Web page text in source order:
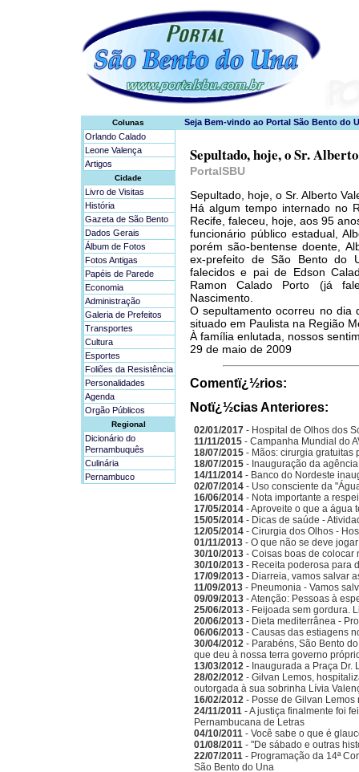
Colunas
Orlando Calado
Leone Valença
Artigos
Cidade
Livro de Visitas
História
Gazeta de São Bento
Dados Gerais
Álbum de Fotos
Fotos Antigas
Papéis de Parede
Economia
Administração
Galeria de Prefeitos
Transportes
Cultura
Esportes
Foliões da Resistência
Personalidades
Agenda
Orgão Públicos
Regional
Dicionário do
Pernambuquês
Culinária
Pernambuco
Sepultado, hoje, o Sr.
PortalSBU
Sepultado, hoje, o Sr. Alberto
Há algum tempo internado no
Recife, faleceu, hoje, aos 95
funcionário público estadual,
porém são-bentense doente,
ex-prefeito de São Bento do
falecidos e pai de Edson
Ramon Calado Porto (já
Nascimento.
O sepultamento ocorreu no dia
situado em Paulista na Região
À família enlutada, nossos
29 de maio de 2009
Comentï¿½rios:
Notï¿½cias Anteriores:
02/01/2017 - Hospital de Olhos dos
11/11/2015 - Campanha Mundial do
18/07/2015 - Mãos: cirurgia gratuitas
18/07/2015 - Inauguração da
14/11/2014 - Banco do Nordeste
02/07/2014 - Uso consciente da
16/06/2014 - Nota importante a
17/05/2014 - Aproveite o que a água
15/05/2014 - Dicas de saúde -
12/05/2014 - Cirurgia dos Olhos -
01/11/2013 - O que não se deve
30/10/2013 - Coisas boas de colocar
30/10/2013 - Receita poderosa para
17/09/2013 - Diarreia, vamos salvar
11/09/2013 - Pneumonia - Vamos
09/09/2013 - Atenção: Pessoas à
25/06/2013 - Feijoada sem gordura.
20/06/2013 - Dieta mediterrânea -
06/06/2013 - Causas das estiagens
30/04/2012 - Parabéns, São Bento
que deu à nossa terra governo
13/03/2012 - Inaugurada a Praça Dr.
28/02/2012 - Gilvan Lemos,
outorgada à sua sobrinha Lívia
16/02/2012 - Posse de Gilvan
24/11/2011 - A justiça finalmente foi
Pernambucana de Letras
04/10/2011 - Você sabe o que é
01/08/2011 - "De sábado e outras
22/07/2011 - Programação da 14ª
São Bento do Una